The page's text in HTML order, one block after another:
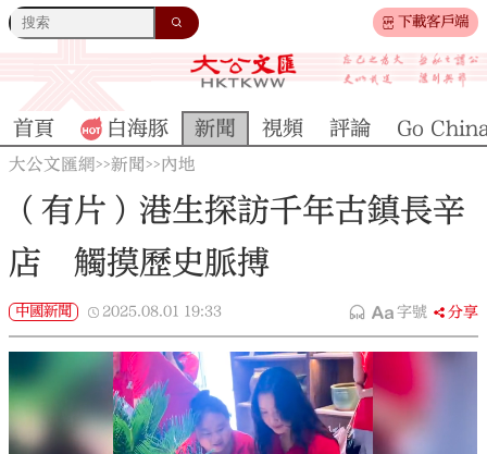
下載客戶端
首頁 白海豚 新聞 視頻 評論 Go
大公文匯網>>新聞>>內地
（有片）港生探訪千年古鎮長辛
店 觸摸歷史脈搏
中國新聞 2025.08.01 19:33 字號 分享